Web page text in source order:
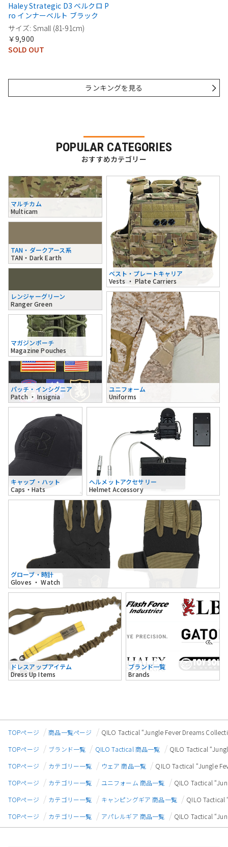
Haley Strategic D3 ベルクロ P
ro インナーベルト ブラック
サイズ: Small (81-91cm)
￥9,900
SOLD OUT
ランキングを見る
POPULAR CATEGORIES
おすすめカテゴリー
マルチカム
Multicam
TAN・ダークアース系
TAN・Dark Earth
レンジャーグリーン
Ranger Green
ベスト・プレートキャリア
Vests ・ Plate Carriers
マガジンポーチ
Magazine Pouches
パッチ・インシグニア
Patch ・ Insignia
ユニフォーム
Uniforms
キャップ・ハット
Caps・Hats
ヘルメットアクセサリー
Helmet Accessory
グローブ・時計
Gloves ・ Watch
ドレスアップアイテム
Dress Up Items
ブランド一覧
Brands
TOPページ 商品一覧ページ
QILO Tactical “Jungle Fever Dreams
TOPページ
ブランド一覧 QILO Tactical 商品一覧
QILO Tactical
TOPページ
カテゴリー一覧 ウェア 商品一覧
QILO Tactical “Jungle
TOPページ
カテゴリー一覧 ユニフォーム 商品一覧
QILO Tactical
TOPページ
カテゴリー一覧 キャンピングギア 商品一覧
QILO Tactical
TOPページ
カテゴリー一覧 アパレルギア 商品一覧 QILO Tactical